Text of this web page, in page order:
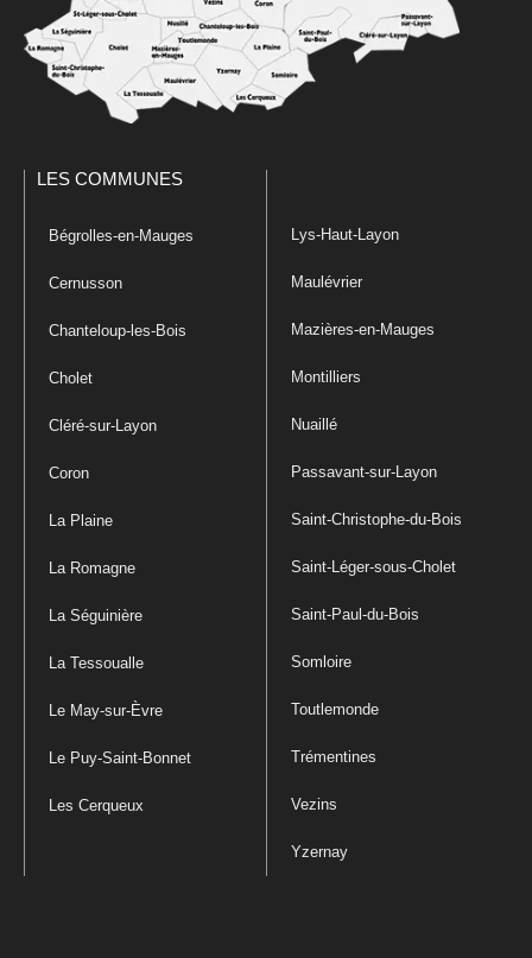
LES COMMUNES
Bégrolles-en-Mauges
Cernusson
Chanteloup-les-Bois
Cholet
Cléré-sur-Layon
Coron
La Plaine
La Romagne
La Séguinière
La Tessoualle
Le May-sur-Èvre
Le Puy-Saint-Bonnet
Les Cerqueux
Lys-Haut-Layon
Maulévrier
Mazières-en-Mauges
Montilliers
Nuaillé
Passavant-sur-Layon
Saint-Christophe-du-Bois
Saint-Léger-sous-Cholet
Saint-Paul-du-Bois
Somloire
Toutlemonde
Trémentines
Vezins
Yzernay